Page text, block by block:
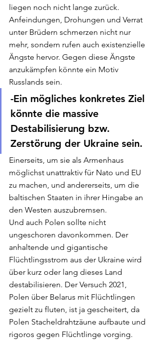
liegen noch nicht lange zurück.
Anfeindungen, Drohungen und Verrat
unter Brüdern schmerzen nicht nur
mehr, sondern rufen auch existenzielle
Ängste hervor. Gegen diese Ängste
anzukämpfen könnte ein Motiv
Russlands sein.
-Ein mögliches konkretes Ziel
könnte die massive
Destabilisierung bzw.
Zerstörung der Ukraine sein.
Einerseits, um sie als Armenhaus
möglichst unattraktiv für Nato und EU
zu machen, und andererseits, um die
baltischen Staaten in ihrer Hingabe an
den Westen auszubremsen.
Und auch Polen sollte nicht
ungeschoren davonkommen. Der
anhaltende und gigantische
Flüchtlingsstrom aus der Ukraine wird
über kurz oder lang dieses Land
destabilisieren. Der Versuch 2021,
Polen über Belarus mit Flüchtlingen
gezielt zu fluten, ist ja gescheitert, da
Polen Stacheldrahtzäune aufbaute und
rigoros gegen Flüchtlinge vorging.